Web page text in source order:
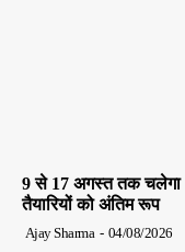
9 से 17 अगस्त तक चलेगा
तैयारियों को अंतिम रूप
Ajay Sharma - 04/08/2026